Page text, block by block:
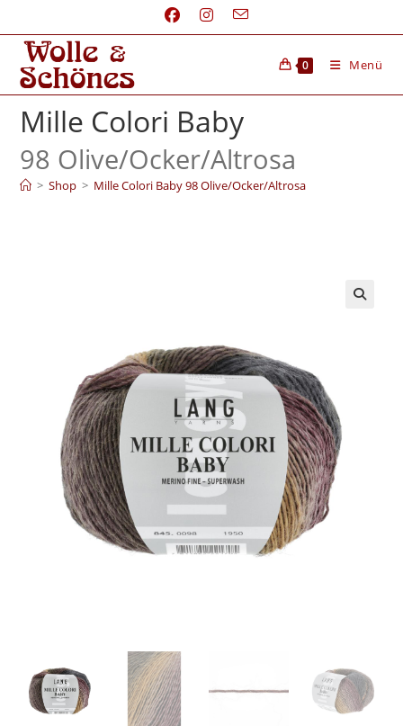
0 Menü
Mille Colori Baby
98 Olive/Ocker/Altrosa
> Shop > Mille Colori Baby 98 Olive/Ocker/Altrosa